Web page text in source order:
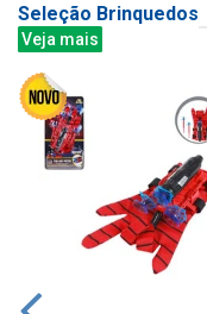
Seleção Brinquedos
Veja mais